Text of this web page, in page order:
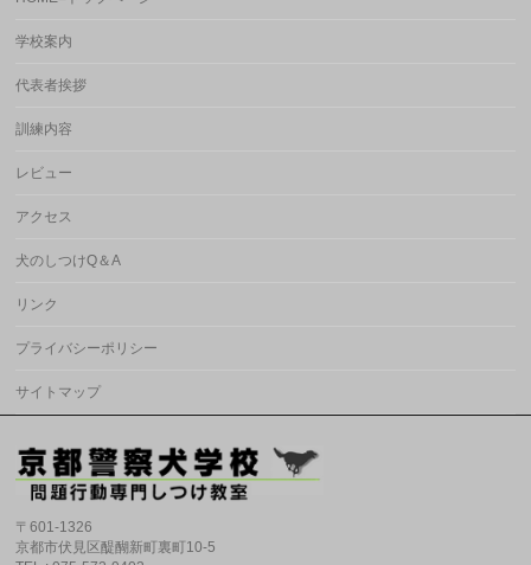
学校案内
代表者挨拶
訓練内容
レビュー
アクセス
犬のしつけQ＆A
リンク
プライバシーポリシー
サイトマップ
〒601-1326
京都市伏見区醍醐新町裏町10-5